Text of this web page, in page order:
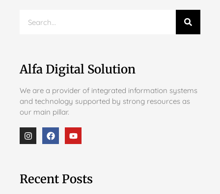
Alfa Digital Solution
We are a provider of integrated information systems
and technology supported by strong resources as
our main pillar.
Recent Posts